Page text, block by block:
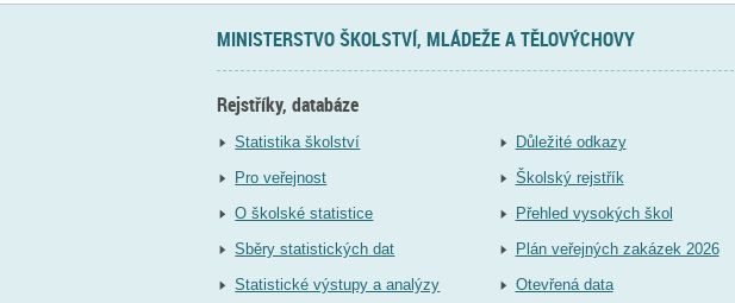
MINISTERSTVO ŠKOLSTVÍ, MLÁDEŽE A TĚLOVÝCHOVY
Rejstříky, databáze
Statistika školství
Pro veřejnost
O školské statistice
Sběry statistických dat
Statistické výstupy a analýzy
Důležité odkazy
Školský rejstřík
Přehled vysokých škol
Plán veřejných zakázek 2026
Otevřená data